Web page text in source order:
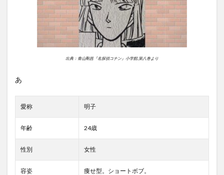
出典：青山剛昌『名探偵コナン』小学館,第八巻より
あ
愛称 明子
年齢 24歳
性別 女性
容姿 痩せ型。ショートボブ。